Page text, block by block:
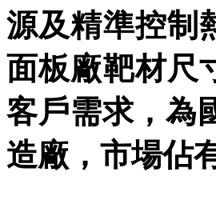
源及精準控制
面板廠靶材尺
客戶需求，為
造廠，市場佔